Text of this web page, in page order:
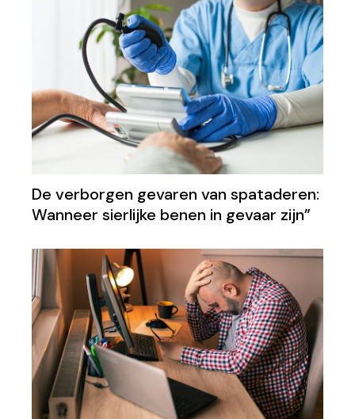
De verborgen gevaren van spataderen:
Wanneer sierlijke benen in gevaar zijn”